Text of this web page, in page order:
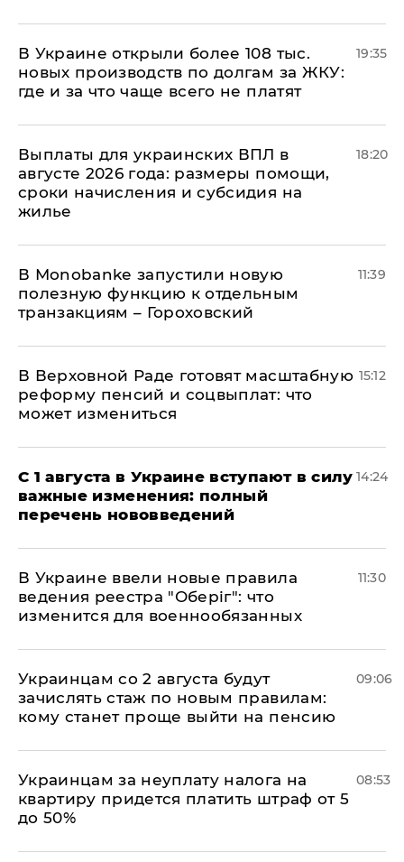
В Украине открыли более 108 тыс.
новых производств по долгам за ЖКУ:
где и за что чаще всего не платят
19:35
Выплаты для украинских ВПЛ в
августе 2026 года: размеры помощи,
сроки начисления и субсидия на
жилье
18:20
В Мonobankе запустили новую
полезную функцию к отдельным
транзакциям – Гороховский
11:39
В Верховной Раде готовят масштабную
реформу пенсий и соцвыплат: что
может измениться
15:12
С 1 августа в Украине вступают в силу
важные изменения: полный
перечень нововведений
14:24
В Украине ввели новые правила
ведения реестра "Оберіг": что
изменится для военнообязанных
11:30
Украинцам со 2 августа будут
зачислять стаж по новым правилам:
кому станет проще выйти на пенсию
09:06
Украинцам за неуплату налога на
квартиру придется платить штраф от 5
до 50%
08:53